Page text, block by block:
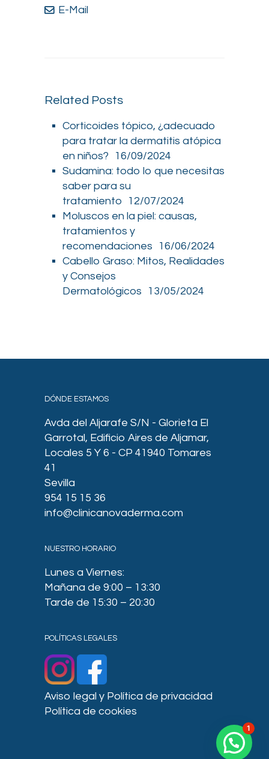
E-Mail
Related Posts
Corticoides tópico, ¿adecuado
para tratar la dermatitis atópica
en niños?
16/09/2024
Sudamina: todo lo que necesitas
saber para su
tratamiento
12/07/2024
Moluscos en la piel: causas,
tratamientos y
recomendaciones
16/06/2024
Cabello Graso: Mitos, Realidades
y Consejos
Dermatológicos
13/05/2024
DÓNDE ESTAMOS
Avda del Aljarafe S/N - Glorieta El
Garrotal, Edificio Aires de Aljamar,
Locales 5 Y 6 - CP 41940 Tomares
41
Sevilla
954 15 15 36
info@clinicanovaderma.com
NUESTRO HORARIO
Lunes a Viernes:
Mañana de 9:00 – 13:30
Tarde de 15:30 – 20:30
POLÍTICAS LEGALES
Aviso legal y Política de privacidad
Política de cookies
1